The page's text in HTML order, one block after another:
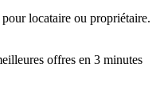
locataire ou propriétaire.
offres en 3 minutes